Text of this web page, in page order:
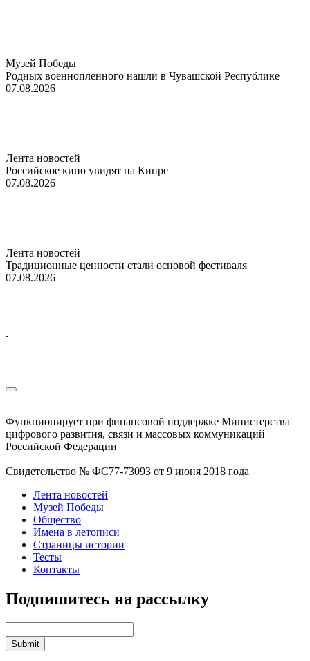
Музей Победы
Родных военнопленного нашли в Чувашской Республике
07.08.2026
Лента новостей
Российское кино увидят на Кипре
07.08.2026
Лента новостей
Традиционные ценности стали основой фестиваля
07.08.2026
Функционирует при финансовой поддержке Министерства
цифрового развития, связи и массовых коммуникаций
Российской Федерации
Свидетельство № ФС77-73093 от 9 июня 2018 года
Лента новостей
Музей Победы
Общество
Имена в летописи
Страницы истории
Тесты
Контакты
Подпишитесь на рассылку